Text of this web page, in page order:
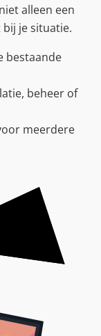
alleen een
je situatie.
bestaande
beheer of
meerdere